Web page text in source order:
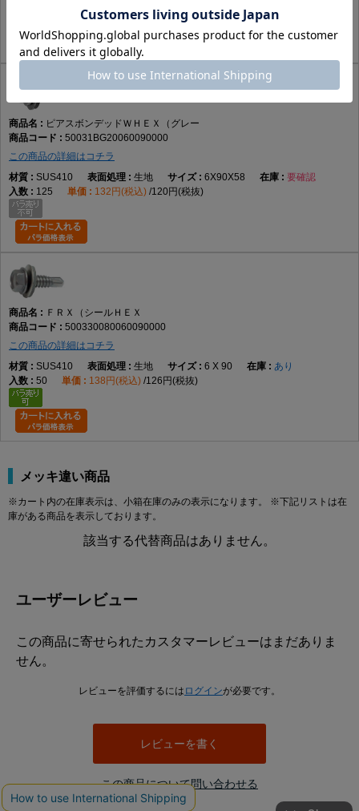
この商品について問い合わせる
ピアスボンデッドＷＨＥＸ（グレー
50031BG20060090000
この商品の詳細はコチラ
SUS410
生地 6X90X58
要確認
125
132円(税込) 120円(税抜)
ＦＲＸ（シールＨＥＸ
500330080060090000
この商品の詳細はコチラ
SUS410
生地 6 X 90
あり
50
138円(税込) 126円(税抜)
メッキ違い商品
※カート内の在庫表示は、小箱在庫のみの表示になります。 ※下記リストは在
庫がある商品を表示しております。
該当する代替商品はありません。
ユーザーレビュー
この商品に寄せられたカスタマーレビューはまだありま
せん。
レビューを評価するには ログインが必要です。
レビューを書く